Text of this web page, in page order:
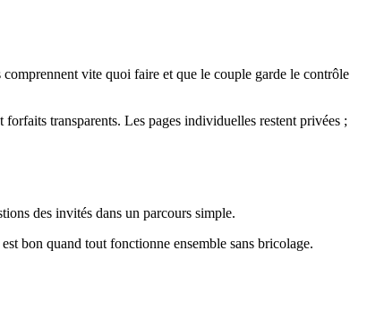
vite quoi faire et que le couple garde le contrôle
transparents. Les pages individuelles restent privées ;
des invités dans un parcours simple.
bon quand tout fonctionne ensemble sans bricolage.